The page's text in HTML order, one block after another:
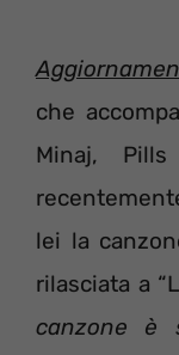
che
Minaj,
lei la
rilasciata a
canzone